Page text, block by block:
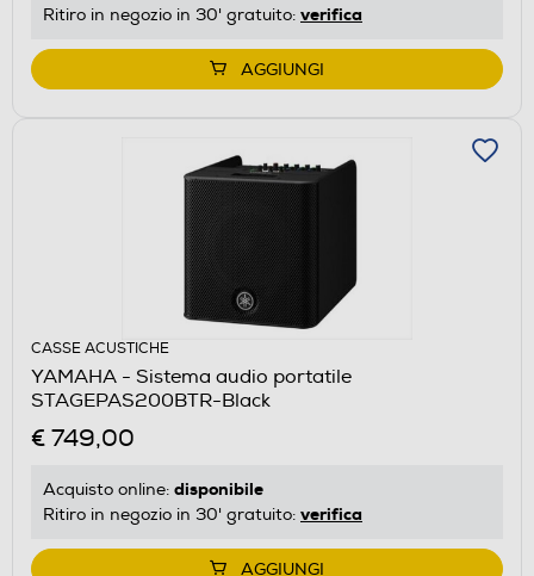
Ritiro in negozio in 30' gratuito: verifica
AGGIUNGI
CASSE ACUSTICHE
YAMAHA - Sistema audio portatile
STAGEPAS200BTR-Black
€ 749,00
Acquisto online: disponibile
Ritiro in negozio in 30' gratuito: verifica
AGGIUNGI